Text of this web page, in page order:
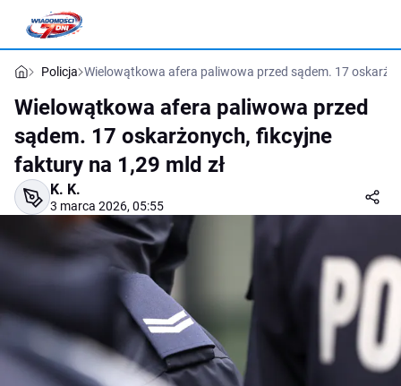
Policja Wielowątkowa afera paliwowa przed sądem. 17
Wielowątkowa afera paliwowa przed
sądem. 17 oskarżonych, fikcyjne
faktury na 1,29 mld zł
K. K.
3 marca 2026, 05:55